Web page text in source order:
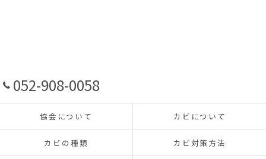
052-908-0058
協会について カビについて
カビの種類 カビ対策方法